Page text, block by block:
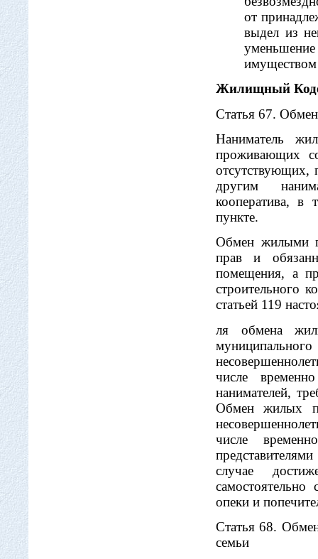
от
выдел из
имуществом
Жилищный
Статья 67.
Наниматель
проживающих
отсутствующих,
другим
кооператива,
пункте.
Обмен жилыми
прав и
помещения, а
строительного
статьей 119
ля обмена
числе
нанимателей,
Обмен жилых
числе
случае
опеки и
Статья 68.
семьи